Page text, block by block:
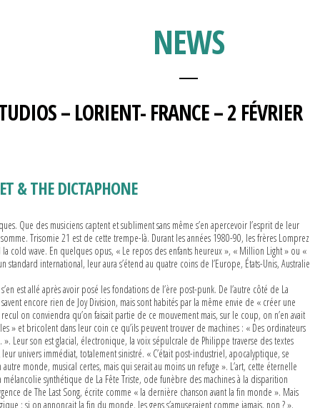
NEWS
– LORIENT- FRANCE – 2 FÉVRIER
& THE DICTAPHONE
Que des musiciens captent et subliment sans même s’en apercevoir l’esprit de leur
Trisomie 21 est de cette trempe-là. Durant les années 1980-90, les frères Lomprez
cold wave. En quelques opus, « Le repos des enfants heureux », « Million Light » ou «
international, leur aura s’étend au quatre coins de l’Europe, États-Unis, Australie
est allé après avoir posé les fondations de l’ère post-punk. De l’autre côté de La
encore rien de Joy Division, mais sont habités par la même envie de « créer une
on conviendra qu’on faisait partie de ce mouvement mais, sur le coup, on n’en avait
» et bricolent dans leur coin ce qu’ils peuvent trouver de machines : « Des ordinateurs
Leur son est glacial, électronique, la voix sépulcrale de Philippe traverse des textes
univers immédiat, totalement sinistré. « C’était post-industriel, apocalyptique, se
monde, musical certes, mais qui serait au moins un refuge ». L’art, cette éternelle
synthétique de La Fête Triste, ode funèbre des machines à la disparition
de The Last Song, écrite comme « la dernière chanson avant la fin monde ». Mais
: si on annonçait la fin du monde, les gens s’amuseraient comme jamais, non ? ».